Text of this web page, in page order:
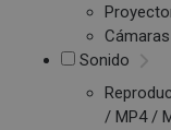
Sonido
/ MP4 /